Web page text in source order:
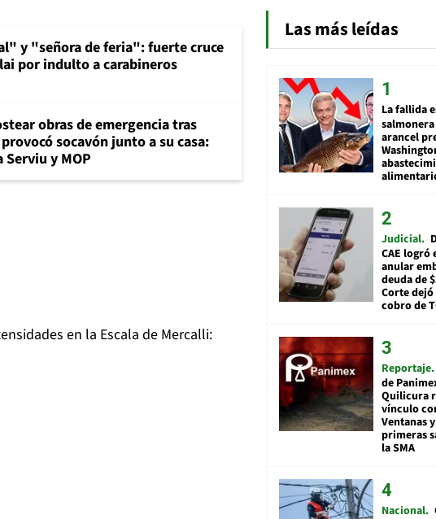
y "señora de feria": fuerte cruce
por indulto a carabineros
obras de emergencia tras
socavón junto a su casa:
y MOP
en la Escala de Mercalli:
Las más leídas
La fallida
arancel
Judicial
CAE logró
anular
deuda de
Corte
cobro de
Reportaje
de
Quilicura
vínculo
Ventanas
primeras
la SMA
Nacional